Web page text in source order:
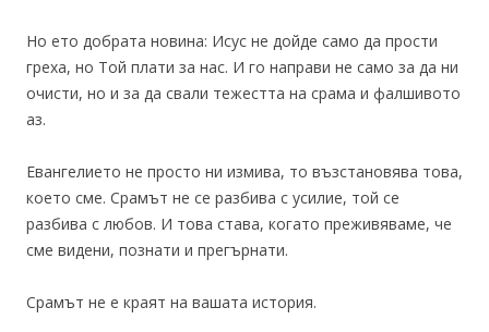
Но ето добрата новина: Исус не дойде само да прости
греха, но Той плати за нас. И го направи не само за да ни
очисти, но и за да свали тежестта на срама и фалшивото
аз.
Евангелието не просто ни измива, то възстановява това,
което сме. Срамът не се разбива с усилие, той се
разбива с любов. И това става, когато преживяваме, че
сме видени, познати и прегърнати.
Срамът не е краят на вашата история.